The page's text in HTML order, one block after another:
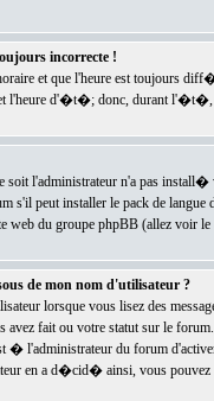
incorrecte !
et que l'heure est toujours
l'heure d'�t�; donc, durant
soit l'administrateur n'a pas
s'il peut installer le pack de
du groupe phpBB (allez voir le
de mon nom d'utilisateur ?
lorsque vous lisez des
avez fait ou votre statut sur le
� l'administrateur du forum
en a d�cid� ainsi, vous